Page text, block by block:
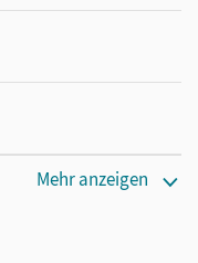
Mehr anzeigen